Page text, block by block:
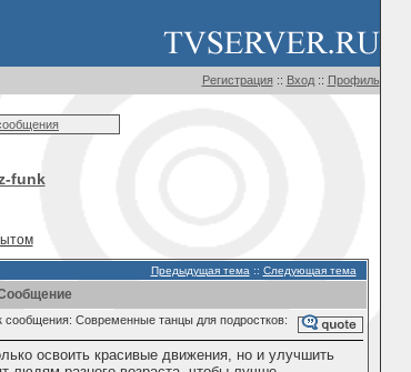
Регистрация :: Вход:: Профиль
funk
Предыдущая тема :: Следующая тема
сообщения: Современные танцы для подростков:
освоить красивые движения, но и улучшить